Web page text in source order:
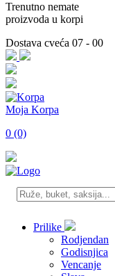
Trenutno nemate
proizvoda u korpi
Dostava cveća 07 - 00
Moja Korpa
0 (0)
Prilike
Rodjendan
Godisnjica
Vencanje